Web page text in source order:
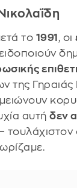
το 1991 , οι
της Γηραιάς
αυτή δεν
τουλάχιστον